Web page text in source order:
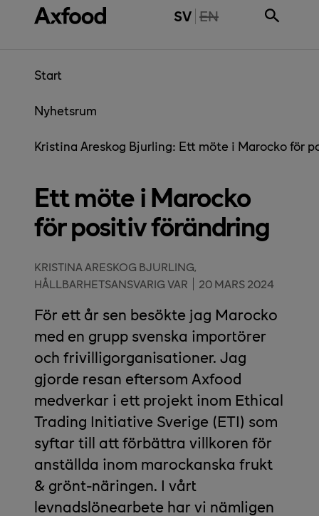
Gå direkt till innehåll SV THE PAGE IS NOT
EN
Start
Nyhetsrum
Kristina Areskog Bjurling: Ett möte i Marocko för
Ett möte i Marocko
för positiv förändring
KRISTINA ARESKOG BJURLING,
HÅLLBARHETSANSVARIG VAR
20 MARS 2024
För ett år sen besökte jag Marocko
med en grupp svenska importörer
och frivilligorganisationer. Jag
gjorde resan eftersom Axfood
medverkar i ett projekt inom Ethical
Trading Initiative Sverige (ETI) som
syftar till att förbättra villkoren för
anställda inom marockanska frukt
& grönt-näringen. I vårt
levnadslönearbete har vi nämligen